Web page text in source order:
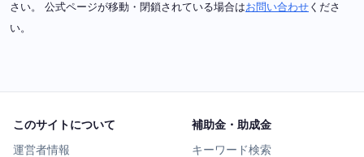
さい。 公式ページが移動・閉鎖されている場合はお問い合わせ くださ
い。
このサイトについて
運営者情報
補助金・助成金
キーワード検索